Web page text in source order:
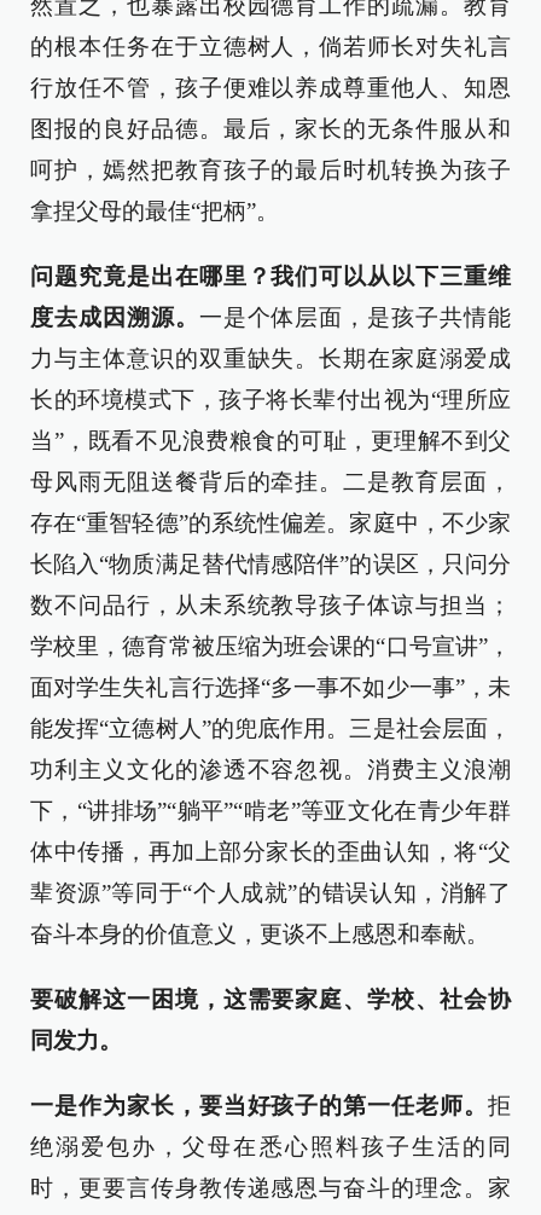
然置之，也暴露出校园德育工作的疏漏。教育
的根本任务在于立德树人，倘若师长对失礼言
行放任不管，孩子便难以养成尊重他人、知恩
图报的良好品德。最后，家长的无条件服从和
呵护，嫣然把教育孩子的最后时机转换为孩子
拿捏父母的最佳“把柄”。
问题究竟是出在哪里？我们可以从以下三重维
度去成因溯源。 一是个体层面，是孩子共情能
力与主体意识的双重缺失。长期在家庭溺爱成
长的环境模式下，孩子将长辈付出视为“理所应
当”，既看不见浪费粮食的可耻，更理解不到父
母风雨无阻送餐背后的牵挂。二是教育层面，
存在“重智轻德”的系统性偏差。家庭中，不少家
长陷入“物质满足替代情感陪伴”的误区，只问分
数不问品行，从未系统教导孩子体谅与担当；
学校里，德育常被压缩为班会课的“口号宣讲”，
面对学生失礼言行选择“多一事不如少一事”，未
能发挥“立德树人”的兜底作用。三是社会层面，
功利主义文化的渗透不容忽视。消费主义浪潮
下，“讲排场”“躺平”“啃老”等亚文化在青少年群
体中传播，再加上部分家长的歪曲认知，将“父
辈资源”等同于“个人成就”的错误认知，消解了
奋斗本身的价值意义，更谈不上感恩和奉献。
要破解这一困境，这需要家庭、学校、社会协
同发力。
一是作为家长，要当好孩子的第一任老师。 拒
绝溺爱包办，父母在悉心照料孩子生活的同
时，更要言传身教传递感恩与奋斗的理念。家